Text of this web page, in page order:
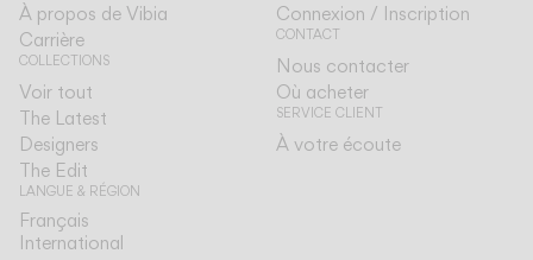
À propos de Vibia
Carrière
COLLECTIONS
Voir tout
The Latest
Designers
The Edit
LANGUE & RÉGION
Français
International
Connexion / Inscription
CONTACT
Nous contacter
Où acheter
SERVICE CLIENT
À votre écoute